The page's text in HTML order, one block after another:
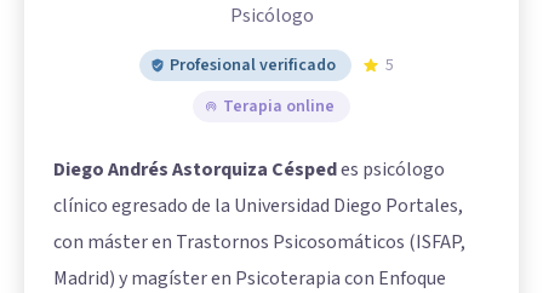
Psicólogo
Profesional verificado
5
Terapia online
Diego Andrés Astorquiza Céspedes psicólogo
clínico egresado de la Universidad Diego Portales,
con máster en Trastornos Psicosomáticos (ISFAP,
Madrid) y magíster en Psicoterapia con Enfoque